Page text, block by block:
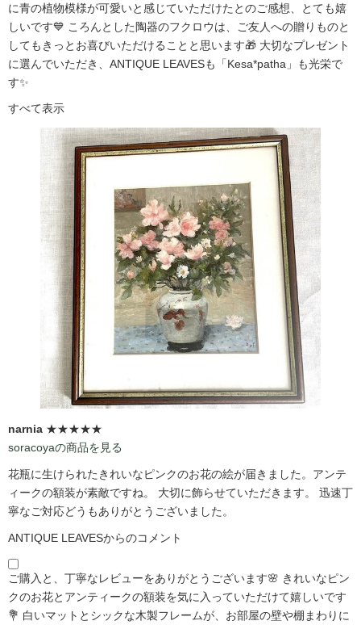
に青の植物模様が可愛いと感じていただけたとのご感想、とても嬉
しいです💙 ころんとした陶器のフクロウは、ご友人への贈りものと
してもきっとお喜びいただけることと思います🎁 大切なプレゼント
に選んでいただき、ANTIQUE LEAVESも「Kesa*patha」も光栄で
す✨
すべて表示
narnia ★★★★★
soracoyaの商品を見る
花瓶に生けられたきれいなピンクのお花の絵が届きました。アンテ
ィークの額装が素敵ですね。 大切に飾らせていただきます。 迅速丁
寧なご対応どうもありがとうございました。
ANTIQUE LEAVESからのコメント
ご購入と、丁寧なレビューをありがとうございます🌸 きれいなピン
クのお花とアンティークの額装を気に入っていただけて嬉しいです
💐 白いマットとシックな木製フレームが、お部屋の壁や棚まわりに